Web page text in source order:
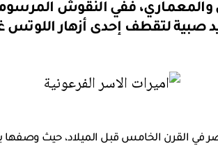
والمعماري، ففي النقوش
صبية لتقطف إحدى أزهار اللوتس
في القرن الخامس قبل الميلاد، حيث وصفها